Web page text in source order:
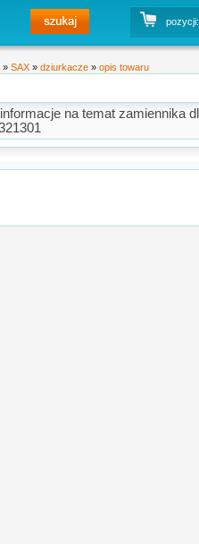
pozycji:
» SAX » dziurkacze » opis towaru